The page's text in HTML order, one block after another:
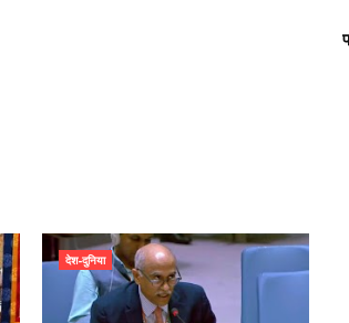
देश-दुनिया